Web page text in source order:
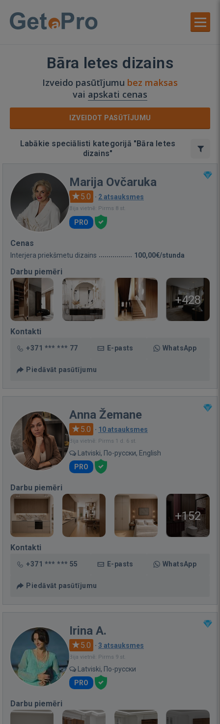
Bāra letes dizains
Izveido pasūtījumu bez maksas
vai apskati cenas
IZVEIDOT PASŪTĪJUMU
Labākie speciālisti kategorijā "Bāra letes
dizains"
Marija Ovčaruka
5.0 · 2 atsauksmes
Bija vietnē: Pirms 8 st.
PRO
Cenas
Interjera priekšmetu dizains 100,00€/stunda
Darbu piemēri
+428
Kontakti
+371 *** *** 77 E-pasts WhatsApp
Piedāvāt pasūtījumu
Anna Žemane
5.0 · 10 atsauksmes
Bija vietnē: Pirms 1 d. 6 st.
Latviski, По-русски, English
PRO
Darbu piemēri
+152
Kontakti
+371 *** *** 55 E-pasts WhatsApp
Piedāvāt pasūtījumu
Irina A.
5.0 · 3 atsauksmes
Bija vietnē: Pirms 9 st.
Latviski, По-русски
PRO
Darbu piemēri